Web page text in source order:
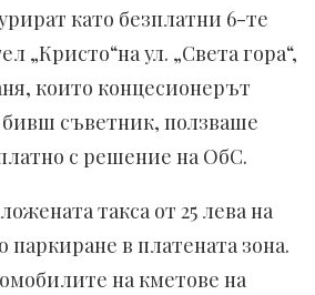
като безплатни 6-те
„Кристо“на ул. „Света гора“,
които концесионерът
съветник, ползваше
с решение на ОбС.
такса от 25 лева на
паркиране в платената зона.
на кметове на